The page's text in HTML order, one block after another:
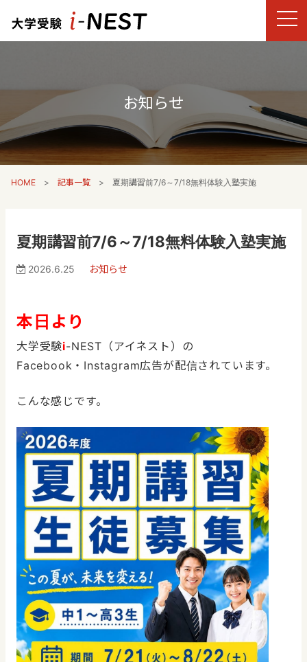
お知らせ
HOME 記事一覧 夏期講習前7/6～7/18無料体験入塾実施
夏期講習前7/6～7/18無料体験入塾実施
2026.6.25 お知らせ
本日より
大学受験i-NEST（アイネスト）の
Facebook・Instagram広告が配信されています。
こんな感じです。